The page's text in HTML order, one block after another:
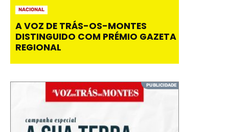
NACIONAL
A VOZ DE TRÁS-OS-MONTES
DISTINGUIDO COM PRÉMIO GAZETA
REGIONAL